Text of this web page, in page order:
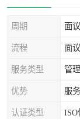
周期 面议
流程 面议
服务类型 管
优势 服
认证类型 ISO